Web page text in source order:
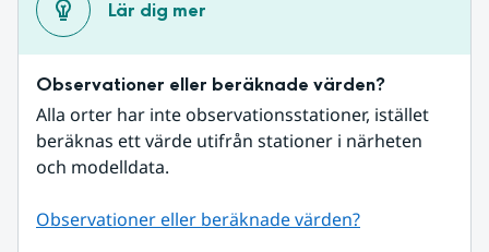
Lär dig mer
Observationer eller beräknade värden?
Alla orter har inte observationsstationer, istället
beräknas ett värde utifrån stationer i närheten
och modelldata.
Observationer eller beräknade värden?